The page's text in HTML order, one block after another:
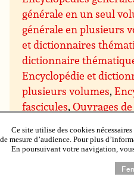
générale en un seul
générale en plusieurs
et dictionnaires
dictionnaire
Encyclopédie et
plusieurs volumes,
fascicules,Ouvrages
Bibliothéconomie,
Œuvres classiques,
Moderne (avant 1799),
Ce site utilise des cookies
de mesure d’audience. Pour plus
En poursuivant votre navigation,